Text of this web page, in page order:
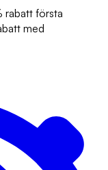
rabatt första
med